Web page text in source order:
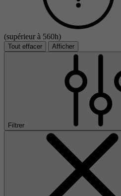
(supérieur à 560h)
Tout effacer Afficher
Filtrer